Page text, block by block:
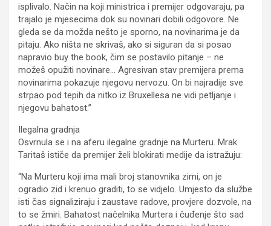
isplivalo. Način na koji ministrica i premijer odgovaraju, pa
trajalo je mjesecima dok su novinari dobili odgovore. Ne
gleda se da možda nešto je sporno, na novinarima je da
pitaju. Ako ništa ne skrivaš, ako si siguran da si posao
napravio buy the book, čim se postavilo pitanje – ne
možeš opužiti novinare… Agresivan stav premijera prema
novinarima pokazuje njegovu nervozu. On bi najradije sve
strpao pod tepih da nitko iz Bruxellesa ne vidi petljanje i
njegovu bahatost.”
Ilegalna gradnja
Osvrnula se i na aferu ilegalne gradnje na Murteru. Mrak
Taritaš ističe da premijer želi blokirati medije da istražuju:
“Na Murteru koji ima mali broj stanovnika zimi, on je
ogradio zid i krenuo graditi, to se vidjelo. Umjesto da službe
isti čas signaliziraju i zaustave radove, provjere dozvole, na
to se žmiri. Bahatost načelnika Murtera i čuđenje što sad